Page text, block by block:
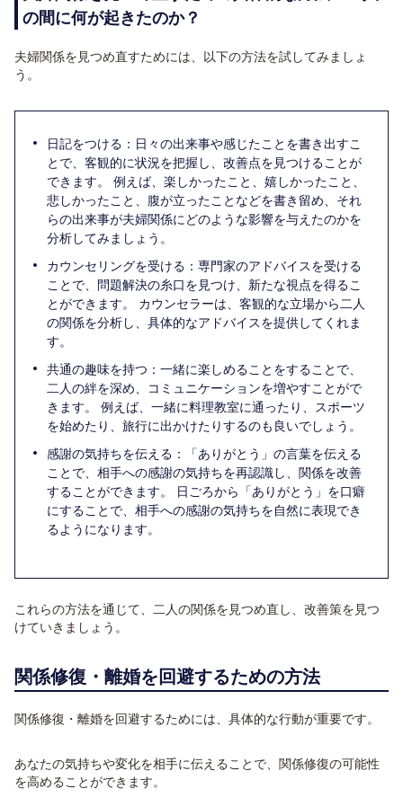
の間に何が起きたのか？
夫婦関係を見つめ直すためには、以下の方法を試してみましょ
う。
日記をつける：日々の出来事や感じたことを書き出すこ
とで、客観的に状況を把握し、改善点を見つけることが
できます。 例えば、楽しかったこと、嬉しかったこと、
悲しかったこと、腹が立ったことなどを書き留め、それ
らの出来事が夫婦関係にどのような影響を与えたのかを
分析してみましょう。
カウンセリングを受ける：専門家のアドバイスを受ける
ことで、問題解決の糸口を見つけ、新たな視点を得るこ
とができます。 カウンセラーは、客観的な立場から二人
の関係を分析し、具体的なアドバイスを提供してくれま
す。
共通の趣味を持つ：一緒に楽しめることをすることで、
二人の絆を深め、コミュニケーションを増やすことがで
きます。 例えば、一緒に料理教室に通ったり、スポーツ
を始めたり、旅行に出かけたりするのも良いでしょう。
感謝の気持ちを伝える：「ありがとう」の言葉を伝える
ことで、相手への感謝の気持ちを再認識し、関係を改善
することができます。 日ごろから「ありがとう」を口癖
にすることで、相手への感謝の気持ちを自然に表現でき
るようになります。
これらの方法を通じて、二人の関係を見つめ直し、改善策を見つ
けていきましょう。
関係修復・離婚を回避するための方法
関係修復・離婚を回避するためには、具体的な行動が重要です。
あなたの気持ちや変化を相手に伝えることで、関係修復の可能性
を高めることができます。